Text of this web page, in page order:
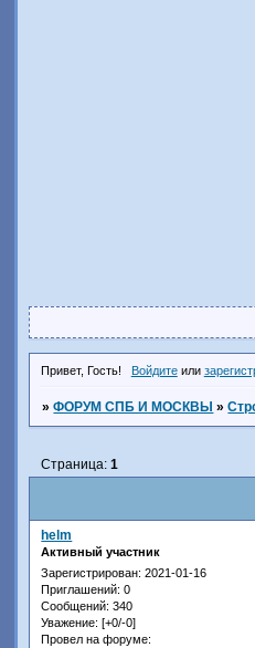
Привет, Гость! Войдитеили
»ФОРУМ СПБ И МОСКВЫ »
Страница:1
helm
Активный участник
Зарегистрирован: 2021-01-16
Приглашений: 0
Сообщений: 340
Уважение: [+0/-0]
Провел на форуме: